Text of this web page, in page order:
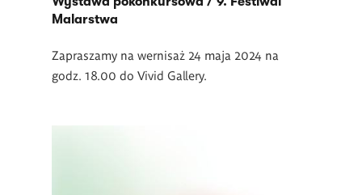
Malarstwa
Zapraszamy na wernisaż 24 maja 2024 na
godz. 18.00 do Vivid Gallery.